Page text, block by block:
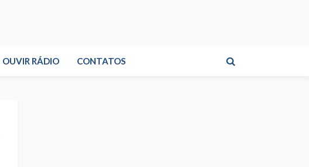
OUVIR RÁDIO CONTATOS